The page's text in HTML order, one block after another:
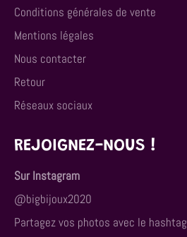
Conditions générales de vente
Mentions légales
Nous contacter
Retour
Réseaux sociaux
REJOIGNEZ-NOUS !
Sur Instagram
@bigbijoux2020
Partagez vos photos avec le hashtag